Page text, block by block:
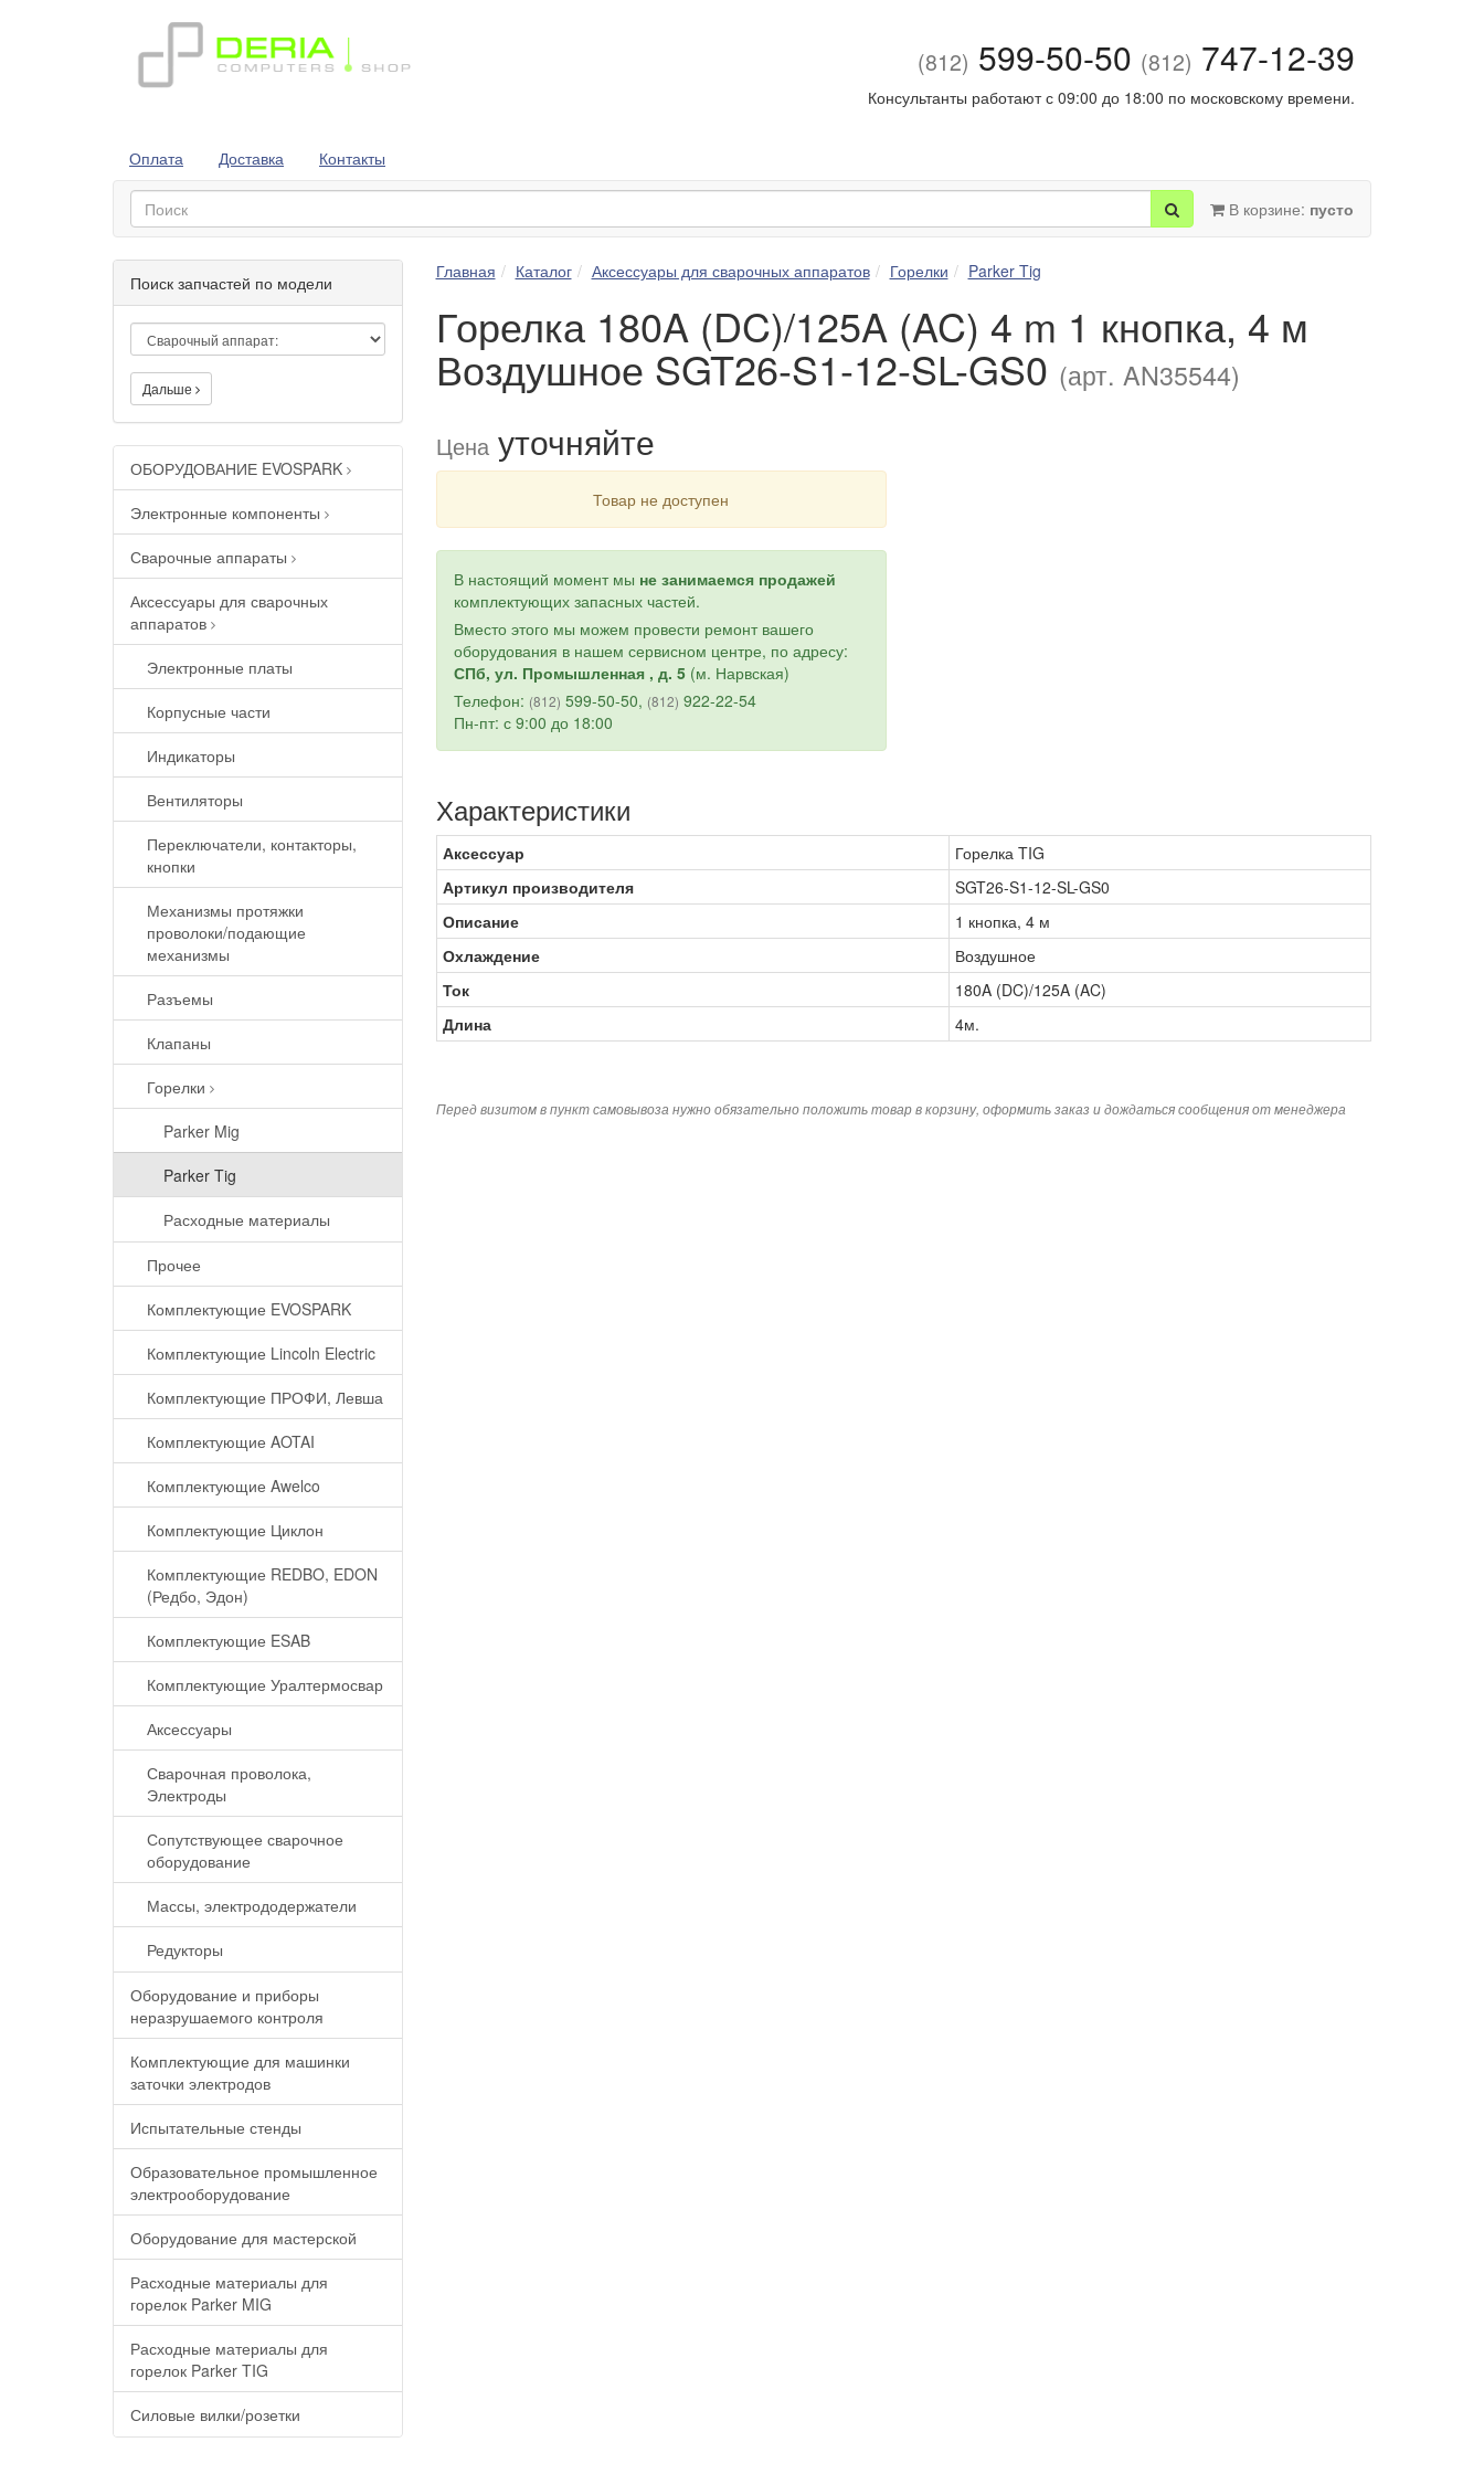
(812) 599-50-50 (812) 747-12-39
Консультанты работают с 09:00 до 18:00 по московскому времени.
Оплата Доставка Контакты
В корзине: пусто
Поиск запчастей по модели
Дальше
ОБОРУДОВАНИЕ EVOSPARK
Электронные компоненты
Сварочные аппараты
Аксессуары для сварочных
аппаратов
Электронные платы
Корпусные части
Индикаторы
Вентиляторы
Переключатели, контакторы,
кнопки
Механизмы протяжки
проволоки/подающие
механизмы
Разъемы
Клапаны
Горелки
Parker Mig
Parker Tig
Расходные материалы
Прочее
Комплектующие EVOSPARK
Комплектующие Lincoln Electric
Комплектующие ПРОФИ, Левша
Комплектующие AOTAI
Комплектующие Awelco
Комплектующие Циклон
Комплектующие REDBO, EDON
(Редбо, Эдон)
Комплектующие ESAB
Комплектующие Уралтермосвар
Аксессуары
Сварочная проволока,
Электроды
Сопутствующее сварочное
оборудование
Массы, электрододержатели
Редукторы
Оборудование и приборы
неразрушаемого контроля
Комплектующие для машинки
заточки электродов
Испытательные стенды
Образовательное промышленное
электрооборудование
Оборудование для мастерской
Расходные материалы для
горелок Parker MIG
Расходные материалы для
горелок Parker TIG
Силовые вилки/розетки
Главная Каталог Аксессуары для сварочных аппаратов Горелки Parker Tig
Горелка 180A (DC)/125A (AC) 4 m 1 кнопка, 4 м
Воздушное SGT26-S1-12-SL-GS0 (арт. AN35544)
Ценауточняйте
Товар не доступен
В настоящий момент мы не занимаемся продажей
комплектующих запасных частей.
Вместо этого мы можем провести ремонт вашего
оборудования в нашем сервисном центре, по адресу:
СПб, ул. Промышленная , д. 5(м. Нарвская)
Телефон: (812) 599-50-50, (812) 922-22-54
Пн-пт: с 9:00 до 18:00
Характеристики
Аксессуар
Горелка TIG
Артикул производителя
SGT26-S1-12-SL-GS0
Описание
1 кнопка, 4 м
Охлаждение
Воздушное
Ток
180A (DC)/125A (AC)
Длина
4м.
Перед визитом в пункт самовывоза нужно обязательно положить товар в корзину, оформить заказ и дождаться сообщения от менеджера